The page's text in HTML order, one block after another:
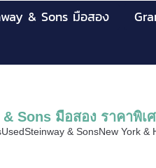
& Sons มือสอง
Sons มือสอง ราคาพิเ
& SonsNew York